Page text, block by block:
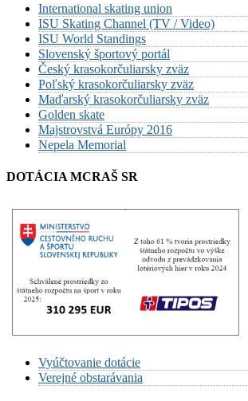
International skating union
ISU Skating Channel (TV / Video)
ISU World Standings
Slovenský športový portál
Český krasokorčuliarsky zväz
Poľský krasokorčuliarsky zväz
Maďarský krasokorčuliarsky zväz
Golden skate
Majstrovstvá Európy 2016
Nepela Memorial
DOTÁCIA MCRAŠ SR
Vyúčtovanie dotácie
Verejné obstarávania